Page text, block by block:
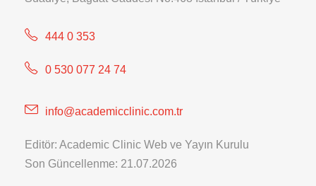
444 0 353
0 530 077 24 74
info@academicclinic.com.tr
Editör: Academic Clinic Web ve Yayın Kurulu
Son Güncellenme: 21.07.2026